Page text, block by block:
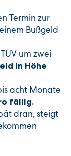
Termin zur
Bußgeld
um zwei
in Höhe
acht Monate
fällig.
dran, steigt